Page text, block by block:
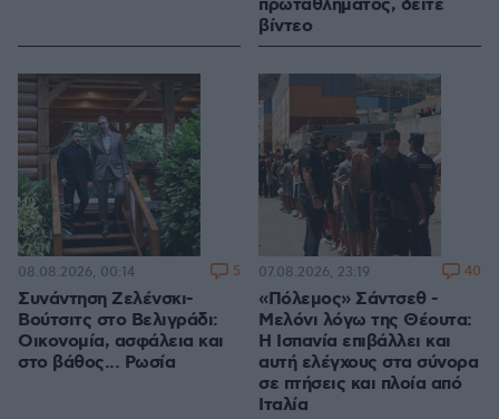
πρωταθλήματος, δείτε
βίντεο
Συνάντηση Ζελένσκι-
Βούτσιτς στο Βελιγράδι:
Οικονομία, ασφάλεια και
στο βάθος... Ρωσία
08.08.2026, 00:14 5
«Πόλεμος» Σάντσεθ -
Μελόνι λόγω της Θέουτα:
Η Ισπανία επιβάλλει και
αυτή ελέγχους στα σύνορα
σε πτήσεις και πλοία από
Ιταλία
07.08.2026, 23:19 40